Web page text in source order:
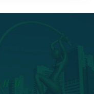
// //